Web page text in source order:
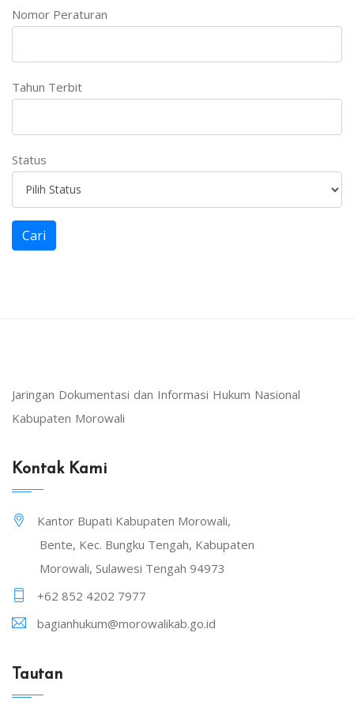
Nomor Peraturan
Tahun Terbit
Status
Cari
Jaringan Dokumentasi dan Informasi Hukum Nasional
Kabupaten Morowali
Kontak Kami
Kantor Bupati Kabupaten Morowali,
Bente, Kec. Bungku Tengah, Kabupaten
Morowali, Sulawesi Tengah 94973
+62 852 4202 7977
bagianhukum@morowalikab.go.id
Tautan